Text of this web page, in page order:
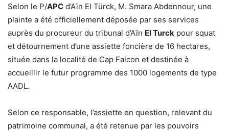
Selon le P/APC d’Aïn El Türck, M. Smara Abdennour, une
plainte a été officiellement déposée par ses services
auprès du procureur du tribunal d’Aïn El Turck pour squat
et détournement d’une assiette foncière de 16 hectares,
située dans la localité de Cap Falcon et destinée à
accueillir le futur programme des 1000 logements de type
AADL.
Selon ce responsable, l’assiette en question, relevant du
patrimoine communal, a été retenue par les pouvoirs